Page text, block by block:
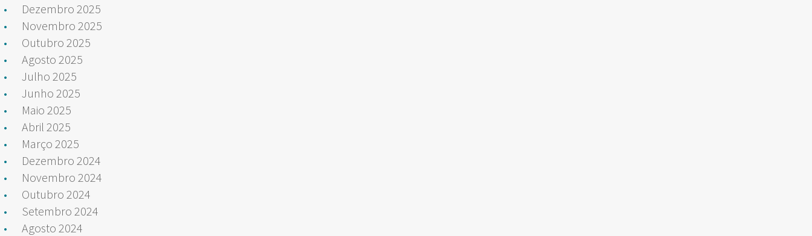
Dezembro 2025
Novembro 2025
Outubro 2025
Agosto 2025
Julho 2025
Junho 2025
Maio 2025
Abril 2025
Março 2025
Dezembro 2024
Novembro 2024
Outubro 2024
Setembro 2024
Agosto 2024